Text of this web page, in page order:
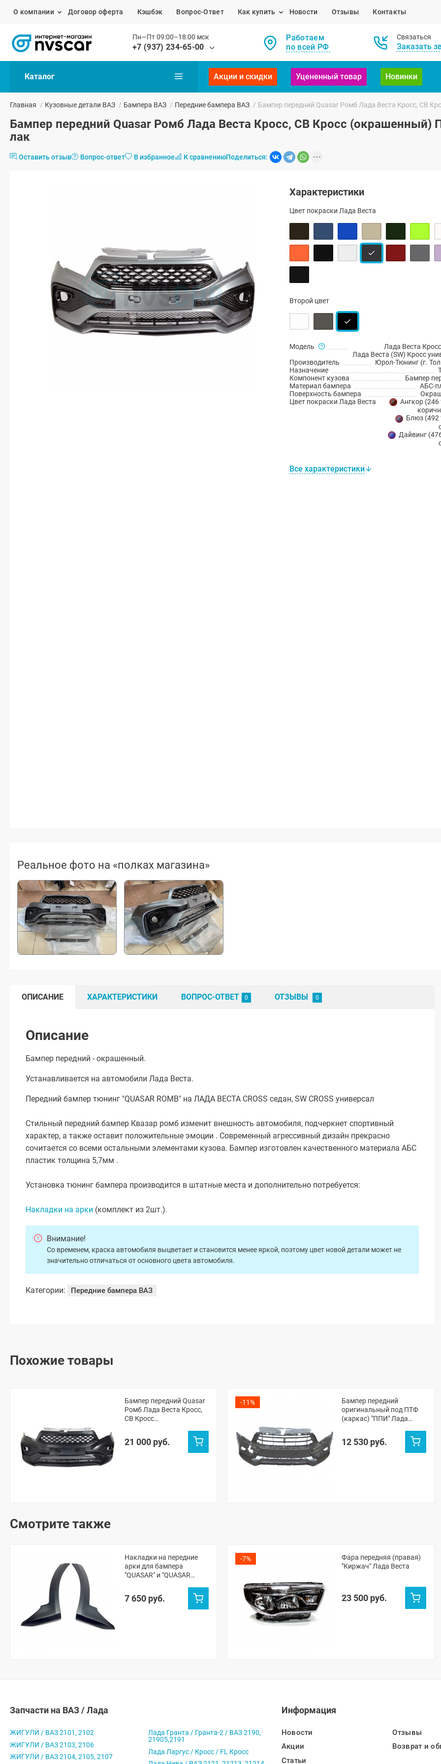
О компании Договор оферта Кэшбэк Вопрос-Ответ Как купить Новости Отзывы Контакты
Пн—Пт 09:00–18:00 мск
+7 (937) 234-65-00
Работаем
по всей РФ
Связаться
Заказать
Каталог Акции и скидки Уцененный товар Новинки
Главная / Кузовные детали ВАЗ / Бампера ВАЗ / Передние бампера ВАЗ / Бампер передний Quasar Ромб Лада Веста Кросс, СВ
Бампер передний Quasar Ромб Лада Веста Кросс, СВ Кросс (окрашенный)
лак
Оставить отзыв Вопрос-ответ В избранное К сравнениюПоделиться:
Характеристики
Цвет покраски Лада Веста
Второй цвет
Модель
Лада Веста
Лада Веста (SW) Кросс
Производитель
Юрол-Тюнинг (г.
Назначение
Компонент кузова
Бампер
Материал бампера
АБС-
Поверхность бампера
Цвет покраски Лада Веста
Ангкор (246
Блюз (492
Дайвинг
Все характеристики
Реальное фото на «полках магазина»
ОПИСАНИЕ ХАРАКТЕРИСТИКИ ВОПРОС-ОТВЕТ ОТЗЫВЫ
Описание
Бампер передний - окрашенный.
Устанавливается на автомобили Лада Веста.
Передний бампер тюнинг "QUASAR ROMB" на ЛАДА ВЕСТА CROSS седан, SW CROSS универсал
Стильный передний бампер Квазар ромб изменит внешность автомобиля, подчеркнет спортивный
характер, а также оставит положительные эмоции . Современный агрессивный дизайн прекрасно
сочитается со всеми остальными элементами кузова. Бампер изготовлен качественного материала AБС
пластик толщина 5,7мм .
Установка тюнинг бампера производится в штатные места и дополнительно потребуется:
Накладки на арки (комплект из 2шт.).
Внимание!
Со временем, краска автомобиля выцветает и становится менее яркой, поэтому цвет новой детали может не
значительно отличаться от основного цвета автомобиля.
Категории: Передние бампера ВАЗ
Похожие товары
Бампер передний Quasar
Ромб Лада Веста Кросс,
СВ Кросс
21 000 руб.
-11%
Бампер передний
оригинальный под ПТФ
(каркас) "ППИ" Лада
(8450033685)
12 530 руб.
Смотрите также
Накладки на передние
арки для бампера
"QUASAR" и "QUASAR
СВ Кросс (черные
матовые)
7 650 руб.
-7%
Фара передняя (правая)
"Киржач" Лада Веста
23 500 руб.
Запчасти на ВАЗ / Лада
ЖИГУЛИ / ВАЗ 2101, 2102
ЖИГУЛИ / ВАЗ 2103, 2106
ЖИГУЛИ / ВАЗ 2104, 2105, 2107
Лада Гранта / Гранта-2 / ВАЗ 2190,
21905,2191
Лада Ларгус / Кросс / FL Кросс
Информация
Новости
Акции
Статьи
Отзывы
Возврат и